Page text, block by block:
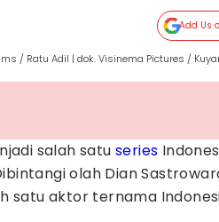
Add Us
/ Ratu Adil | dok. Visinema Pictures /
salah satuseries
olah Dian
satu aktor ternama